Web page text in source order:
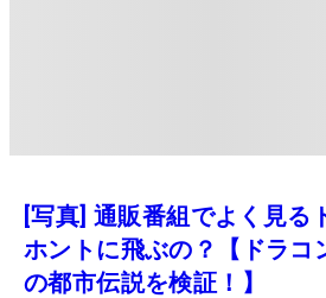
[写真] 通販番組でよく見る
ホントに飛ぶの？【ドラコ
の都市伝説を検証！】